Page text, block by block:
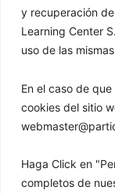
y recuperación
Learning Center
uso de las
En el caso de
cookies del sitio
Haga Click en
completos de